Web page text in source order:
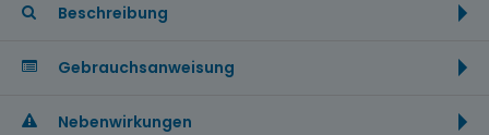
Beschreibung
Gebrauchsanweisung
Nebenwirkungen